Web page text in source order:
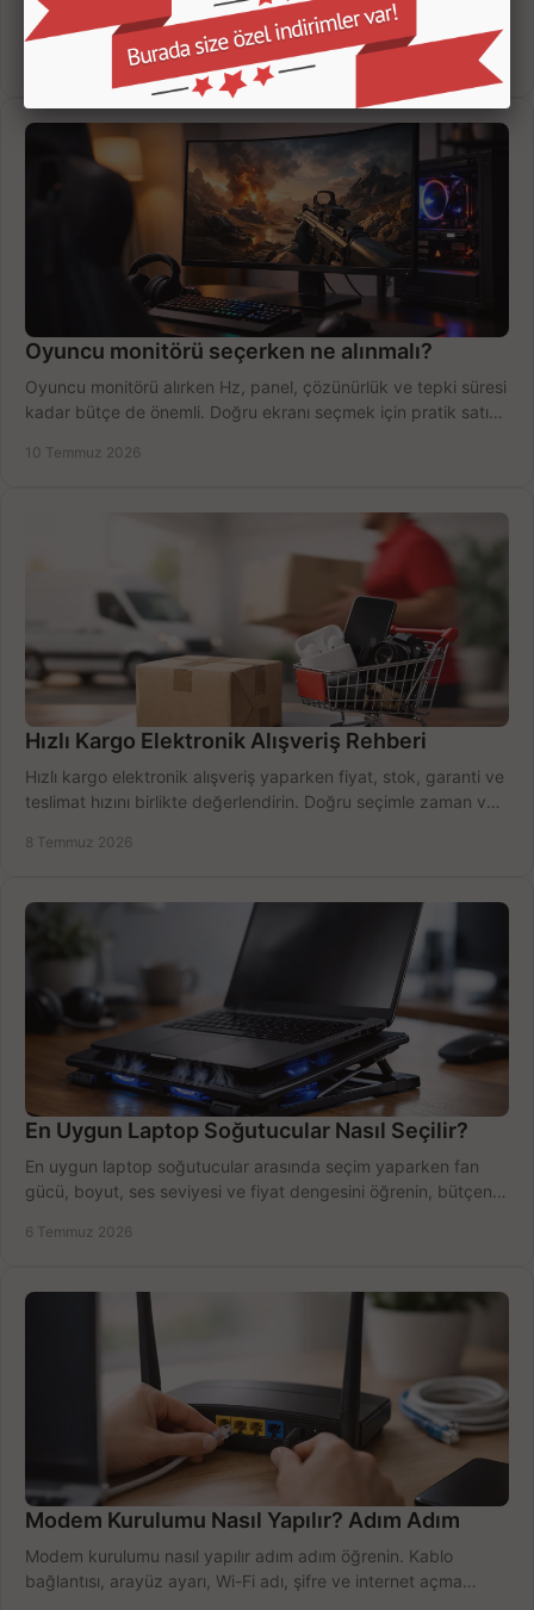
çözünürlük, mesafe, oyun türü ve bütçeye göre doğru seçin,
fırsatları değerlendirin, inceleyin.
12 Temmuz 2026
Oyuncu monitörü seçerken ne alınmalı?
Oyuncu monitörü alırken Hz, panel, çözünürlük ve tepki süresi
kadar bütçe de önemli. Doğru ekranı seçmek için pratik satın
10 Temmuz 2026
Hızlı Kargo Elektronik Alışveriş Rehberi
Hızlı kargo elektronik alışveriş yaparken fiyat, stok, garanti ve
teslimat hızını birlikte değerlendirin. Doğru seçimle zaman ve
8 Temmuz 2026
En Uygun Laptop Soğutucular Nasıl Seçilir?
En uygun laptop soğutucular arasında seçim yaparken fan
gücü, boyut, ses seviyesi ve fiyat dengesini öğrenin, bütçenizi
6 Temmuz 2026
Modem Kurulumu Nasıl Yapılır? Adım Adım
Modem kurulumu nasıl yapılır adım adım öğrenin. Kablo
bağlantısı, arayüz ayarı, Wi-Fi adı, şifre ve internet açma